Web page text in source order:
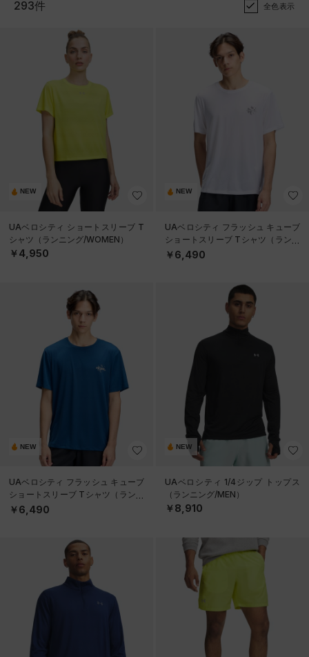
293件 全色表示
NEW
UAベロシティ ショートスリーブ T
シャツ（ランニング/WOMEN）
￥4,950
NEW
UAベロシティ フラッシュ キューブ
ショートスリーブ Tシャツ（ランニ
ング/MEN）
￥6,490
NEW
UAベロシティ フラッシュ キューブ
ショートスリーブ Tシャツ（ランニ
ング/MEN）
￥6,490
NEW
UAベロシティ 1/4ジップ トップス
（ランニング/MEN）
￥8,910